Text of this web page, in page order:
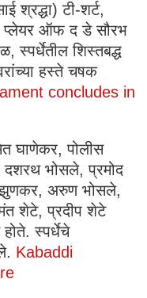
श्रद्धा) टी-शर्ट,
प्लेयर ऑफ द डे सौरभ
स्पर्धेतील शिस्तबद्ध
हस्ते चषक
concludes in
घाणेकर, पोलीस
दशरथ भोसले, प्रमोद
अरुण भोसले,
शेटे, प्रदीप शेटे
स्पर्धेचे
Kabaddi